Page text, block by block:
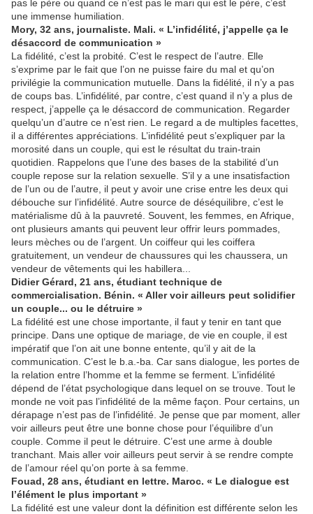
pas le père ou quand ce n’est pas le mari qui est le père, c’est
une immense humiliation.
Mory, 32 ans, journaliste. Mali. « L’infidélité, j’appelle ça le
désaccord de communication »
La fidélité, c’est la probité. C’est le respect de l’autre. Elle
s’exprime par le fait que l’on ne puisse faire du mal et qu’on
privilégie la communication mutuelle. Dans la fidélité, il n’y a pas
de coups bas. L’infidélité, par contre, c’est quand il n’y a plus de
respect, j’appelle ça le désaccord de communication. Regarder
quelqu’un d’autre ce n’est rien. Le regard a de multiples facettes,
il a différentes appréciations. L’infidélité peut s’expliquer par la
morosité dans un couple, qui est le résultat du train-train
quotidien. Rappelons que l’une des bases de la stabilité d’un
couple repose sur la relation sexuelle. S’il y a une insatisfaction
de l’un ou de l’autre, il peut y avoir une crise entre les deux qui
débouche sur l’infidélité. Autre source de déséquilibre, c’est le
matérialisme dû à la pauvreté. Souvent, les femmes, en Afrique,
ont plusieurs amants qui peuvent leur offrir leurs pommades,
leurs mèches ou de l’argent. Un coiffeur qui les coiffera
gratuitement, un vendeur de chaussures qui les chaussera, un
vendeur de vêtements qui les habillera...
Didier Gérard, 21 ans, étudiant technique de
commercialisation. Bénin. « Aller voir ailleurs peut solidifier
un couple... ou le détruire »
La fidélité est une chose importante, il faut y tenir en tant que
principe. Dans une optique de mariage, de vie en couple, il est
impératif que l’on ait une bonne entente, qu’il y ait de la
communication. C’est le b.a.-ba. Car sans dialogue, les portes de
la relation entre l’homme et la femme se ferment. L’infidélité
dépend de l’état psychologique dans lequel on se trouve. Tout le
monde ne voit pas l’infidélité de la même façon. Pour certains, un
dérapage n’est pas de l’infidélité. Je pense que par moment, aller
voir ailleurs peut être une bonne chose pour l’équilibre d’un
couple. Comme il peut le détruire. C’est une arme à double
tranchant. Mais aller voir ailleurs peut servir à se rendre compte
de l’amour réel qu’on porte à sa femme.
Fouad, 28 ans, étudiant en lettre. Maroc. « Le dialogue est
l’élément le plus important »
La fidélité est une valeur dont la définition est différente selon les